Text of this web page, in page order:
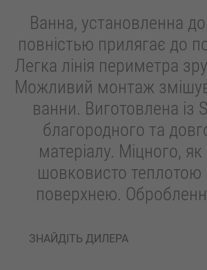
Ванна, установленна до
повністью прилягає до
Легка лінія периметра
Можливий монтаж
ванни. Виготовлена із
благородного та
матеріалу. Міцного, як
шовковисто
поверхнею.
ЗНАЙДІТЬ ДИЛЕРА